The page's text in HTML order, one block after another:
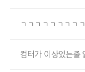
ㄱㄱㄱㄱㄱㄱㄱㄱ
컴터가 이상있는줄